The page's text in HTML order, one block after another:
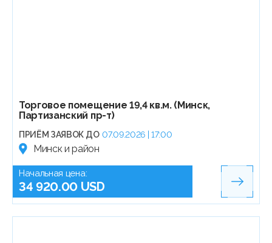
Торговое помещение 19,4 кв.м. (Минск,
Партизанский пр-т)
ПРИЁМ ЗАЯВОК ДО 07.09.2026 | 17:00
Минск и район
Начальная цена:
34 920.00 USD